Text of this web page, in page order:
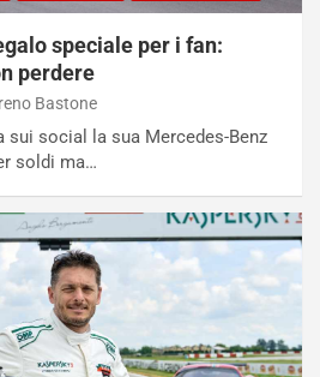
speciale per i fan:
perdere
Bastone
sui social la sua Mercedes-Benz
soldi ma…